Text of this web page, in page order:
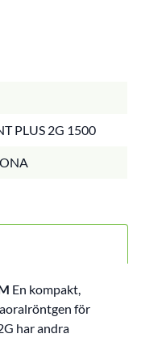
PLUS 2G 1500
En kompakt,
för
har andra